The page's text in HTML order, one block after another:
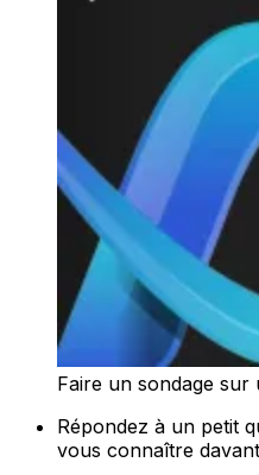
Faire un sondage
Répondez à un petit
vous connaître